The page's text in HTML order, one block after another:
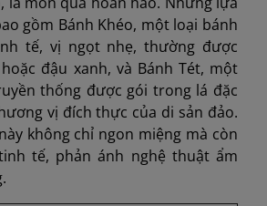
gồm Bánh Khéo, một loại bánh
tế, vị ngọt nhẹ, thường được
đậu xanh, và Bánh Tét, một
thống được gói trong lá đặc
vị đích thực của di sản đảo.
không chỉ ngon miệng mà còn
tế, phản ánh nghệ thuật ẩm